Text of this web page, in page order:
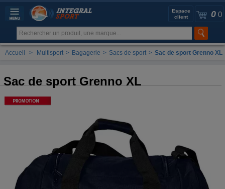
0 0
Espace
client
Accueil > Multisport > Bagagerie > Sacs de sport > Sac de sport Grenno XL
Sac de sport Grenno XL